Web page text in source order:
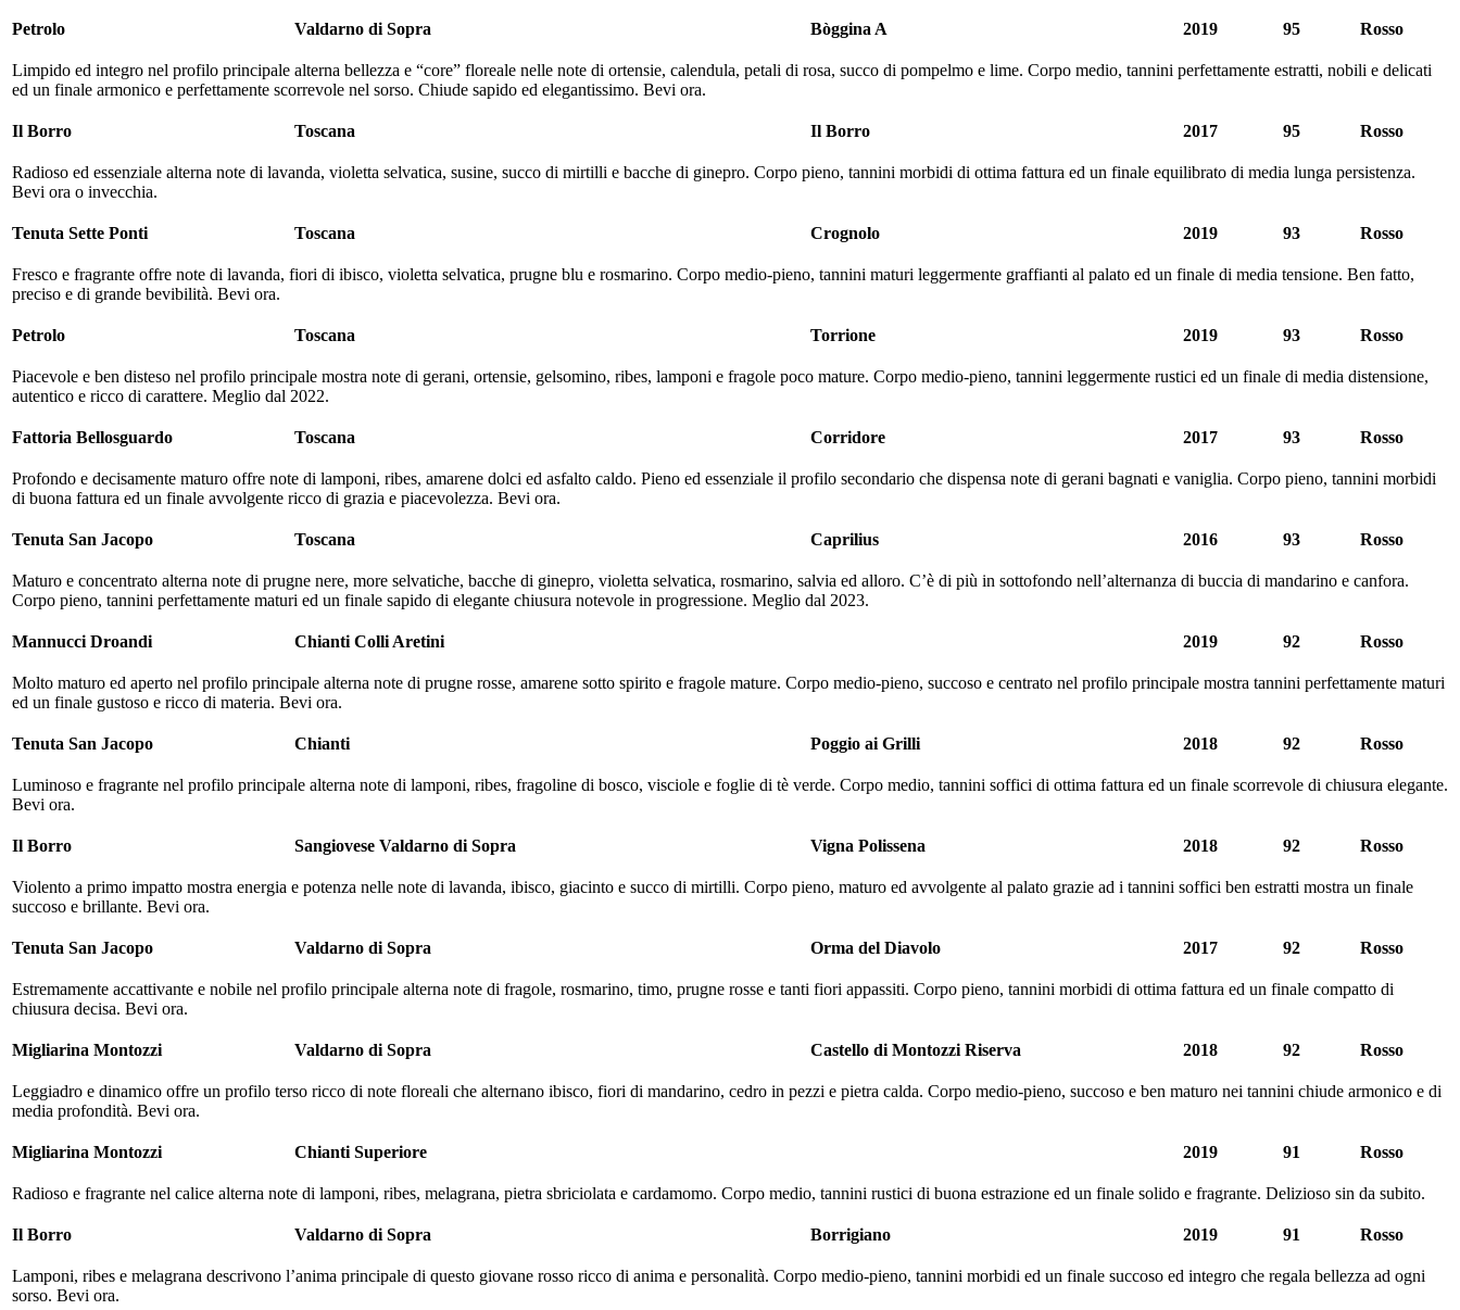
Petrolo Valdarno di Sopra Bòggina A 2019 95 Rosso
Limpido ed integro nel profilo principale alterna bellezza e “core” floreale nelle note di ortensie, calendula, petali di rosa, succo di pompelmo e lime. Corpo medio, tannini perfettamente estratti, nobili e delicati
ed un finale armonico e perfettamente scorrevole nel sorso. Chiude sapido ed elegantissimo. Bevi ora.
Il Borro Toscana Il Borro 2017 95 Rosso
Radioso ed essenziale alterna note di lavanda, violetta selvatica, susine, succo di mirtilli e bacche di ginepro. Corpo pieno, tannini morbidi di ottima fattura ed un finale equilibrato di media lunga persistenza.
Bevi ora o invecchia.
Tenuta Sette Ponti Toscana Crognolo 2019 93 Rosso
Fresco e fragrante offre note di lavanda, fiori di ibisco, violetta selvatica, prugne blu e rosmarino. Corpo medio-pieno, tannini maturi leggermente graffianti al palato ed un finale di media tensione. Ben fatto,
preciso e di grande bevibilità. Bevi ora.
Petrolo Toscana Torrione 2019 93 Rosso
Piacevole e ben disteso nel profilo principale mostra note di gerani, ortensie, gelsomino, ribes, lamponi e fragole poco mature. Corpo medio-pieno, tannini leggermente rustici ed un finale di media distensione,
autentico e ricco di carattere. Meglio dal 2022.
Fattoria Bellosguardo Toscana Corridore 2017 93 Rosso
Profondo e decisamente maturo offre note di lamponi, ribes, amarene dolci ed asfalto caldo. Pieno ed essenziale il profilo secondario che dispensa note di gerani bagnati e vaniglia. Corpo pieno, tannini morbidi
di buona fattura ed un finale avvolgente ricco di grazia e piacevolezza. Bevi ora.
Tenuta San Jacopo Toscana Caprilius 2016 93 Rosso
Maturo e concentrato alterna note di prugne nere, more selvatiche, bacche di ginepro, violetta selvatica, rosmarino, salvia ed alloro. C’è di più in sottofondo nell’alternanza di buccia di mandarino e canfora.
Corpo pieno, tannini perfettamente maturi ed un finale sapido di elegante chiusura notevole in progressione. Meglio dal 2023.
Mannucci Droandi Chianti Colli Aretini 2019 92 Rosso
Molto maturo ed aperto nel profilo principale alterna note di prugne rosse, amarene sotto spirito e fragole mature. Corpo medio-pieno, succoso e centrato nel profilo principale mostra tannini perfettamente maturi
ed un finale gustoso e ricco di materia. Bevi ora.
Tenuta San Jacopo Chianti Poggio ai Grilli 2018 92 Rosso
Luminoso e fragrante nel profilo principale alterna note di lamponi, ribes, fragoline di bosco, visciole e foglie di tè verde. Corpo medio, tannini soffici di ottima fattura ed un finale scorrevole di chiusura elegante.
Bevi ora.
Il Borro Sangiovese Valdarno di Sopra Vigna Polissena 2018 92 Rosso
Violento a primo impatto mostra energia e potenza nelle note di lavanda, ibisco, giacinto e succo di mirtilli. Corpo pieno, maturo ed avvolgente al palato grazie ad i tannini soffici ben estratti mostra un finale
succoso e brillante. Bevi ora.
Tenuta San Jacopo Valdarno di Sopra Orma del Diavolo 2017 92 Rosso
Estremamente accattivante e nobile nel profilo principale alterna note di fragole, rosmarino, timo, prugne rosse e tanti fiori appassiti. Corpo pieno, tannini morbidi di ottima fattura ed un finale compatto di
chiusura decisa. Bevi ora.
Migliarina Montozzi Valdarno di Sopra Castello di Montozzi Riserva 2018 92 Rosso
Leggiadro e dinamico offre un profilo terso ricco di note floreali che alternano ibisco, fiori di mandarino, cedro in pezzi e pietra calda. Corpo medio-pieno, succoso e ben maturo nei tannini chiude armonico e di
media profondità. Bevi ora.
Migliarina Montozzi Chianti Superiore 2019 91 Rosso
Radioso e fragrante nel calice alterna note di lamponi, ribes, melagrana, pietra sbriciolata e cardamomo. Corpo medio, tannini rustici di buona estrazione ed un finale solido e fragrante. Delizioso sin da subito.
Il Borro Valdarno di Sopra Borrigiano 2019 91 Rosso
Lamponi, ribes e melagrana descrivono l’anima principale di questo giovane rosso ricco di anima e personalità. Corpo medio-pieno, tannini morbidi ed un finale succoso ed integro che regala bellezza ad ogni
sorso. Bevi ora.